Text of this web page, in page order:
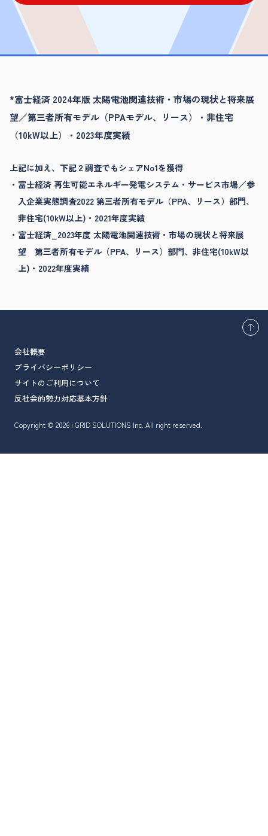
*富士経済 2024年版 太陽電池関連技術・市場の現状と将来展
望／第三者所有モデル（PPAモデル、リース）・非住宅
（10kW以上）・2023年度実績
上記に加え、下記２調査でもシェアNo1を獲得
富士経済 再生可能エネルギー発電システム・サービス市場／参
入企業実態調査2022 第三者所有モデル（PPA、リース）部門、
非住宅(10kW以上)・2021年度実績
富士経済_2023年度 太陽電池関連技術・市場の現状と将来展
望 第三者所有モデル（PPA、リース）部門、非住宅(10kW以
上)・2022年度実績
会社概要
プライバシーポリシー
サイトのご利用について
反社会的勢力対応基本方針
Copyright © 2026 i GRID SOLUTIONS Inc. All right reserved.